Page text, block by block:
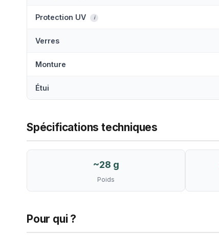
Protection UV i
Verres
Monture
Étui
Spécifications techniques
~28 g
Poids
Pour qui ?